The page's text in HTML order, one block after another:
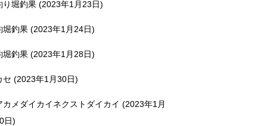
り堀釣果 (2023年1月23日)
堀釣果 (2023年1月24日)
堀釣果 (2023年1月28日)
セ (2023年1月30日)
カメダイカイネクストダイカイ (2023年1月
日)